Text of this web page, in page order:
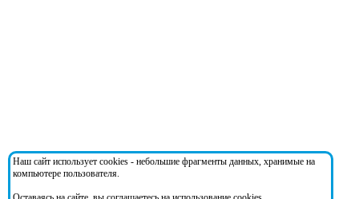
Наш сайт использует cookies - небольшие фрагменты данных, хранимые на
компьютере пользователя.